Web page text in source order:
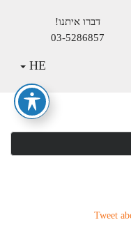
דברו איתנו!
03-5286857
HE